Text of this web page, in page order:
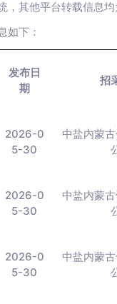
其他平台转载信息均
如下：
发布日
期
招
2026-0
5-30
中盐内蒙
2026-0
5-30
中盐内蒙
2026-0
5-30
中盐内蒙